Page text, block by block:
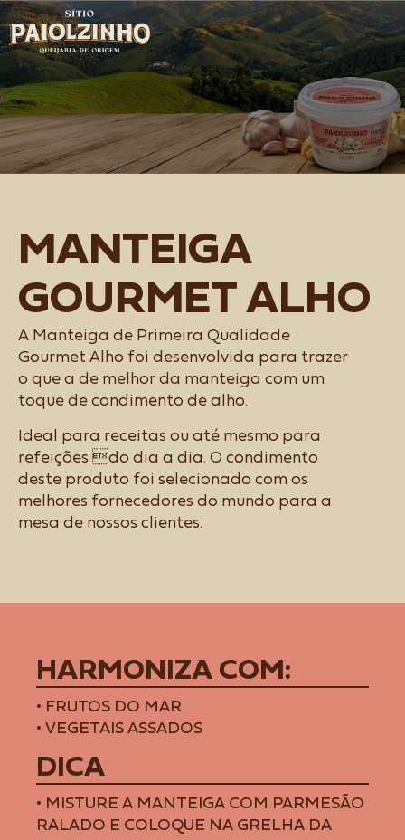
MANTEIGA
GOURMET ALHO​
A Manteiga de Primeira Qualidade
Gourmet Alho foi desenvolvida para trazer
o que a de melhor da manteiga com um
toque de condimento de alho.
Ideal para receitas ou até mesmo para
refeições do dia a dia. O condimento
deste produto foi selecionado com os
melhores fornecedores do mundo para a
mesa de nossos clientes.
HARMONIZA COM:
• FRUTOS DO MAR
• VEGETAIS ASSADOS
DICA
• MISTURE A MANTEIGA COM PARMESÃO
RALADO E COLOQUE NA GRELHA DA